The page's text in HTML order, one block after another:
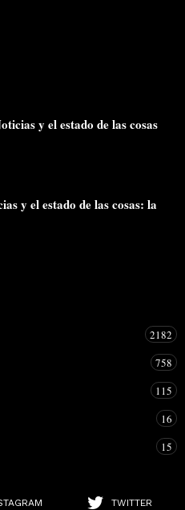
y el estado de las cosas
y el estado de las cosas: la
2182
758
115
16
15
TWITTER